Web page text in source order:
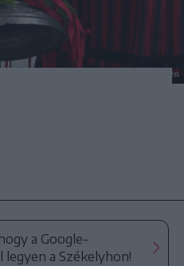
a Google-
a Székelyhon!